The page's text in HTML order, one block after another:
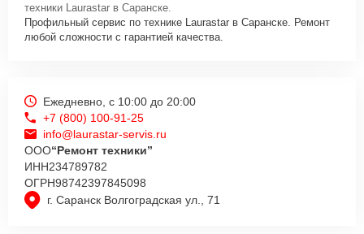
техники Laurastar в Саранске.
Профильный сервис по технике Laurastar в Саранске. Ремонт
любой сложности с гарантией качества.
г. Саранск Волгоградская ул., 71
Ежедневно, с 10:00 до 20:00
+7 (800) 100-91-25
info@laurastar-servis.ru
ООО“Ремонт техники”
ИНН234789782
ОГРН98742397845098